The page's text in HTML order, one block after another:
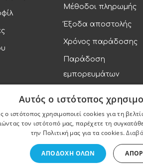
Μέθοδοι πληρωμής
Έξοδα αποστολής
Χρόνος παράδοσης
Παράδοση
εμπορευμάτων
Αυτός ο ιστότοπος
ο ιστότοπος χρησιμοποιεί cookies για τη
τον ιστότοπό μας, παρέχετε τη
την Πολιτική μας για τα cookies.
ΑΠΟΔΟΧΉ ΌΛΩΝ